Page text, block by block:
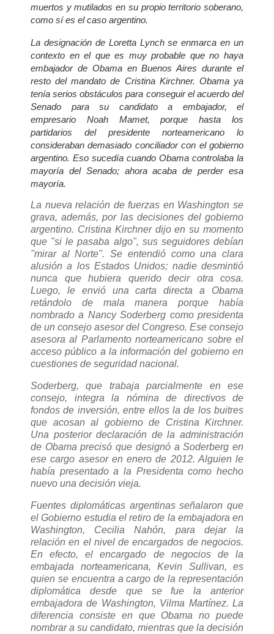
muertos y mutilados en su propio territorio soberano,
como sí es el caso argentino.
La designación de Loretta Lynch se enmarca en un
contexto en el que es muy probable que no haya
embajador de Obama en Buenos Aires durante el
resto del mandato de Cristina Kirchner. Obama ya
tenía serios obstáculos para conseguir el acuerdo del
Senado para su candidato a embajador, el
empresario Noah Mamet, porque hasta los
partidarios del presidente norteamericano lo
consideraban demasiado conciliador con el gobierno
argentino. Eso sucedía cuando Obama controlaba la
mayoría del Senado; ahora acaba de perder esa
mayoría.
La nueva relación de fuerzas en Washington se
grava, además, por las decisiones del gobierno
argentino. Cristina Kirchner dijo en su momento
que "si le pasaba algo", sus seguidores debían
"mirar al Norte". Se entendió como una clara
alusión a los Estados Unidos; nadie desmintió
nunca que hubiera querido decir otra cosa.
Luego, le envió una carta directa a Obama
retándolo de mala manera porque había
nombrado a Nancy Soderberg como presidenta
de un consejo asesor del Congreso. Ese consejo
asesora al Parlamento norteamericano sobre el
acceso público a la información del gobierno en
cuestiones de seguridad nacional.
Soderberg, que trabaja parcialmente en ese
consejo, integra la nómina de directivos de
fondos de inversión, entre ellos la de los buitres
que acosan al gobierno de Cristina Kirchner.
Una posterior declaración de la administración
de Obama precisó que designó a Soderberg en
ese cargo asesor en enero de 2012. Alguien le
había presentado a la Presidenta como hecho
nuevo una decisión vieja.
Fuentes diplomáticas argentinas señalaron que
el Gobierno estudia el retiro de la embajadora en
Washington, Cecilia Nahón, para dejar la
relación en el nivel de encargados de negocios.
En efecto, el encargado de negocios de la
embajada norteamericana, Kevin Sullivan, es
quien se encuentra a cargo de la representación
diplomática desde que se fue la anterior
embajadora de Washington, Vilma Martínez. La
diferencia consiste en que Obama no puede
nombrar a su candidato, mientras que la decisión